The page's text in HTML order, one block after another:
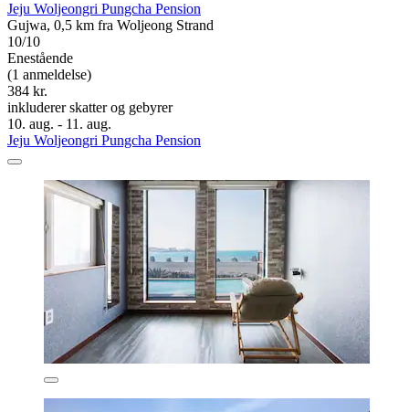
Jeju Woljeongri Pungcha Pension
Gujwa, 0,5 km fra Woljeong Strand
10/10
Enestående
(1 anmeldelse)
384 kr.
inkluderer skatter og gebyrer
10. aug. - 11. aug.
Jeju Woljeongri Pungcha Pension